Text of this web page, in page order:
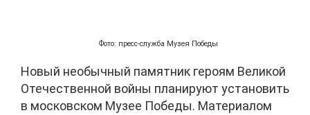
Фото: пресс-служба Музея Победы
Новый необычный памятник героям Великой
Отечественной войны планируют установить
в московском Музее Победы. Материалом